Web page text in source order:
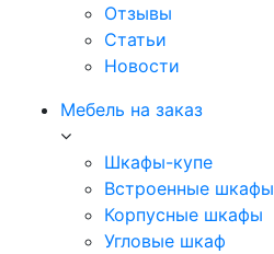
Отзывы
Статьи
Новости
Мебель на заказ
Шкафы-купе
Встроенные шкафы
Корпусные шкафы
Угловые шкаф